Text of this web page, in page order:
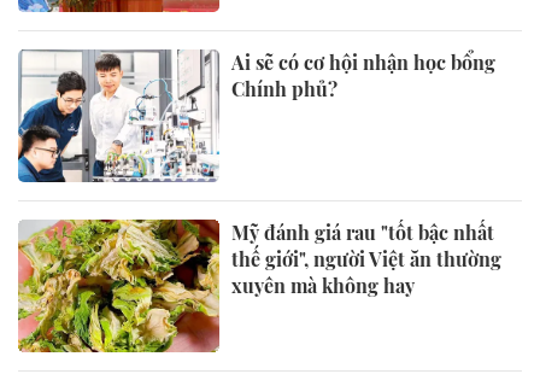
Ai sẽ có cơ hội nhận học bổng
Chính phủ?
Mỹ đánh giá rau "tốt bậc nhất
thế giới", người Việt ăn thường
xuyên mà không hay